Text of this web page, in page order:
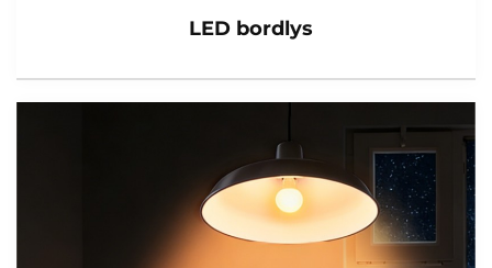
LED bordlys